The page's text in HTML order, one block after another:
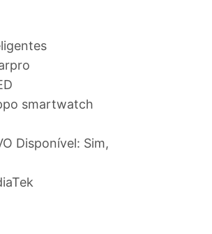
smartwatch
Disponível: Sim,